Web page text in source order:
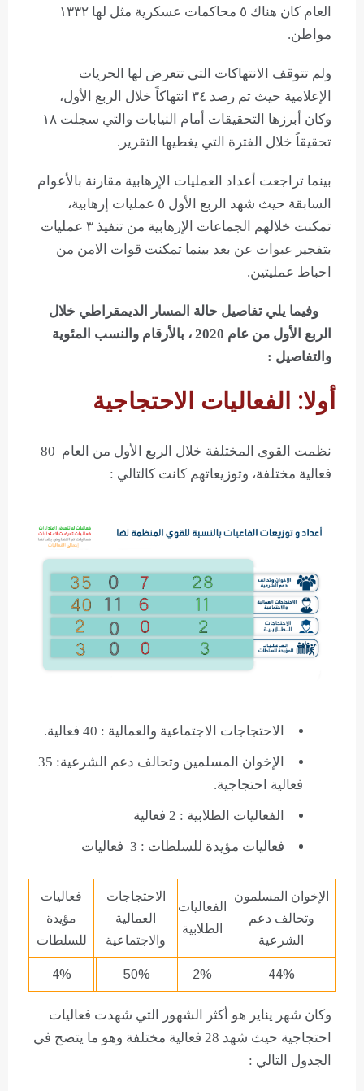
العام كان هناك ٥ محاكمات عسكرية مثل لها ١٣٣٢
مواطن.
ولم تتوقف الانتهاكات التي تتعرض لها الحريات
الإعلامية حيث تم رصد ٣٤ انتهاكاً خلال الربع الأول،
وكان أبرزها التحقيقات أمام النيابات والتي سجلت ١٨
تحقيقاً خلال الفترة التي يغطيها التقرير.
بينما تراجعت أعداد العمليات الإرهابية مقارنة بالأعوام
السابقة حيث شهد الربع الأول ٥ عمليات إرهابية،
تمكنت خلالهم الجماعات الإرهابية من تنفيذ ٣ عمليات
بتفجير عبوات عن بعد بينما تمكنت قوات الامن من
احباط عمليتين.
وفيما يلي تفاصيل حالة المسار الديمقراطي خلال
الربع الأول من عام 2020 ، بالأرقام والنسب المئوية
والتفاصيل :
أولا: الفعاليات الاحتجاجية
نظمت القوى المختلفة خلال الربع الأول من العام 80
فعالية مختلفة، وتوزيعاتهم كانت كالتالي :
الاحتجاجات الاجتماعية والعمالية : 40 فعالية.
الإخوان المسلمين وتحالف دعم الشرعية: 35
فعالية احتجاجية.
الفعاليات الطلابية : 2 فعالية
فعاليات مؤيدة للسلطات : 3 فعاليات
الإخوان المسلمون
وتحالف دعم
الشرعية
الفعاليات
الطلابية
الاحتجاجات
العمالية
والاجتماعية
فعاليات
مؤيدة
للسلطات
44%
2%
50%
4%
وكان شهر يناير هو أكثر الشهور التي شهدت فعاليات
احتجاجية حيث شهد 28 فعالية مختلفة وهو ما يتضح في
الجدول التالي :